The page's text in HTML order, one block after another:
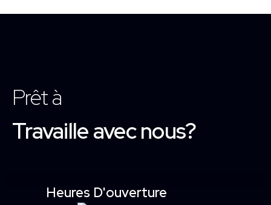
Prêt à
Travaille avec nous?
Heures D'ouverture